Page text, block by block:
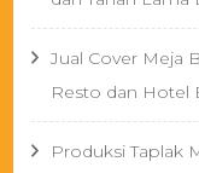
Jual Cover Meja
Resto dan Hotel
Produksi Taplak